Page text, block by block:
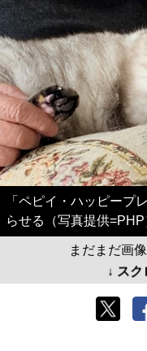
「ペピイ・ハッピープ
らせる（写真提供=PHP
まだまだ画
↓ ス